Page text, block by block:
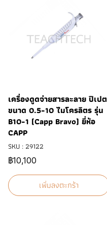
เครื่องดูดจ่ายสารละลาย ปิเปต
ขนาด 0.5-10 ไมโครลิตร รุ่น
B10-1 (Capp Bravo) ยี่ห้อ
CAPP
SKU : 29122
฿10,100
เพิ่มลงตะกร้า